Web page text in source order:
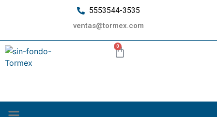
5553544-3535
ventas@tormex.com
0